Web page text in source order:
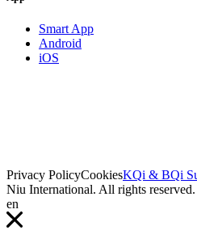
Smart App
Android
iOS
Privacy PolicyCookiesKQi & BQi
Niu International. All rights reserved.
en